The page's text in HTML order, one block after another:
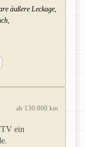
äußere Leckage,
ab 130.000 km
ein